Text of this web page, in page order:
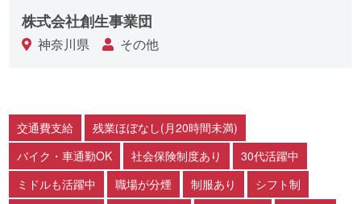
株式会社創生事業団
神奈川県 その他
交通費支給
残業ほぼなし(月20時間未満)
バイク・車通勤OK
社会保険制度あり
30代活躍中
ミドルも活躍中
職場が分煙 制服あり
シフト制